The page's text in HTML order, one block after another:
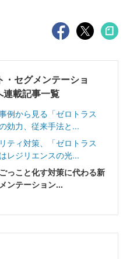
セグメンテーショ
載記事一覧
例から見る「ゼロトラス
効力、従来手法と...
ティ対策、「ゼロトラス
レジリエンスの光...
っこと化す対策に代わる新
ンテーション...